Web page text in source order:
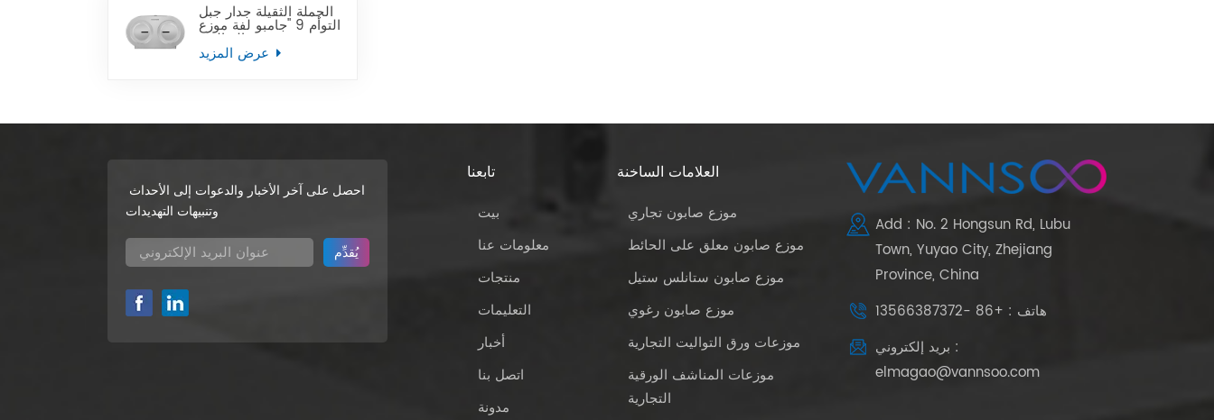
الجملة الثقيلة جدار جبل
التوأم 9 "جامبو لفة موزع
ورق التواليت
تابعنا
بيت
معلومات عنا
منتجات
التعليمات
أخبار
اتصل بنا
مدونة
العلامات الساخنة
موزع صابون تجاري
موزع صابون معلق على الحائط
موزع صابون ستانلس ستيل
موزع صابون رغوي
موزعات ورق التواليت التجارية
موزعات المناشف الورقية
التجارية
Add : No. 2 Hongsun Rd, Lubu
Town, Yuyao City, Zhejiang
Province, China
هاتف : +86 -13566387372
بريد إلكتروني :
elmagao@vannsoo.com